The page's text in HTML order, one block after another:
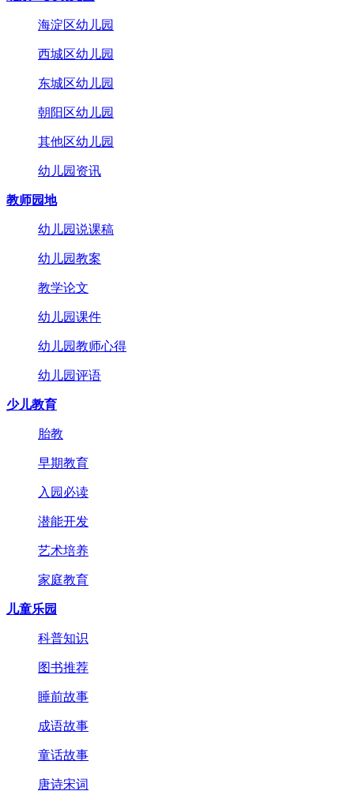
海淀区幼儿园
西城区幼儿园
东城区幼儿园
朝阳区幼儿园
其他区幼儿园
幼儿园资讯
教师园地
幼儿园说课稿
幼儿园教案
教学论文
幼儿园课件
幼儿园教师心得
幼儿园评语
少儿教育
胎教
早期教育
入园必读
潜能开发
艺术培养
家庭教育
儿童乐园
科普知识
图书推荐
睡前故事
成语故事
童话故事
唐诗宋词